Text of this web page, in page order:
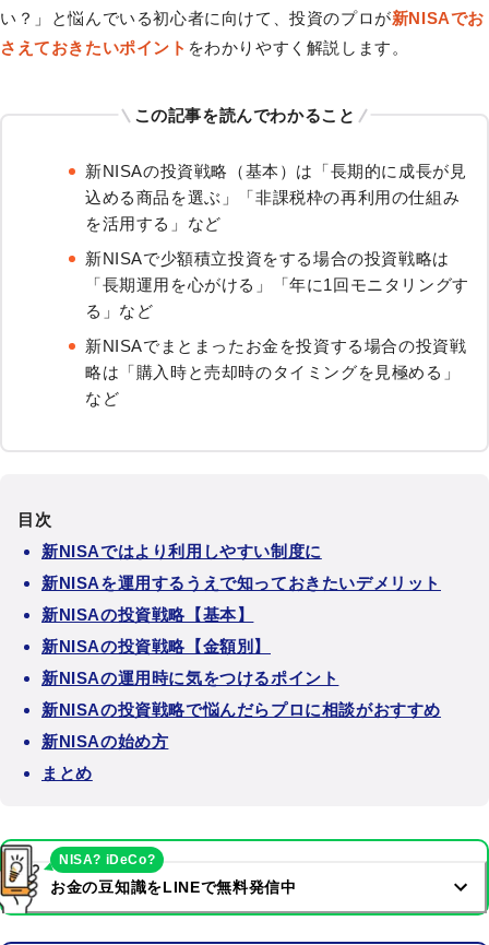
い？」と悩んでいる初心者に向けて、投資のプロが新NISAでお
さえておきたいポイント をわかりやすく解説します。
この記事を読んでわかること
新NISAの投資戦略（基本）は「長期的に成長が見
込める商品を選ぶ」「非課税枠の再利用の仕組み
を活用する」など
新NISAで少額積立投資をする場合の投資戦略は
「長期運用を心がける」「年に1回モニタリングす
る」など
新NISAでまとまったお金を投資する場合の投資戦
略は「購入時と売却時のタイミングを見極める」
など
目次
新NISAではより利用しやすい制度に
新NISAを運用するうえで知っておきたいデメリット
新NISAの投資戦略【基本】
新NISAの投資戦略【金額別】
新NISAの運用時に気をつけるポイント
新NISAの投資戦略で悩んだらプロに相談がおすすめ
新NISAの始め方
まとめ
お金の豆知識をLINEで無料発信中
NISA? iDeCo?